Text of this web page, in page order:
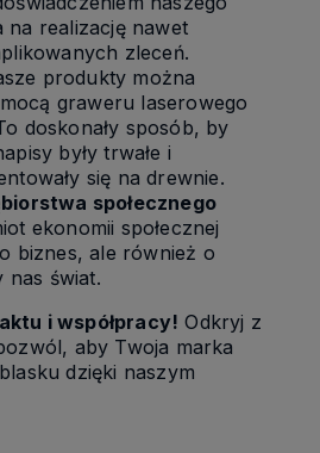
na realizację nawet
zleceń.
produkty można
graweru laserowego
doskonały sposób, by
były trwałe i
się na drewnie.
społecznego
ekonomii społecznej
biznes, ale również o
nas świat.
i współpracy! Odkryj z
aby Twoja marka
dzięki naszym